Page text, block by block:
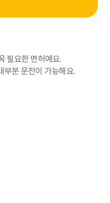
필요한 면허예요.
부분 운전이 가능해요.